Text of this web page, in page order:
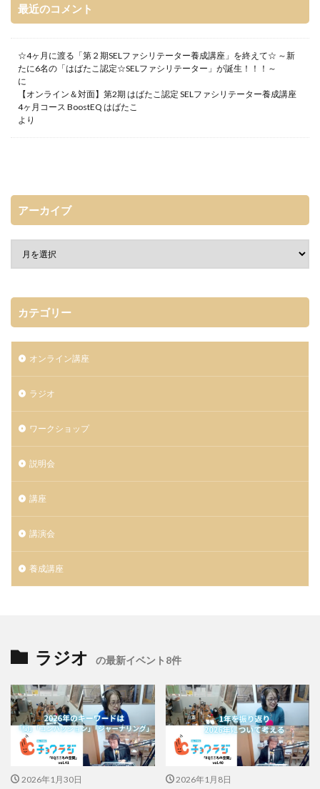
最近のコメント
☆4ヶ月に渡る「第２期SELファシリテーター養成講座」を終えて☆ ～新
たに6名の「はばたこ認定☆SELファシリテーター」が誕生！！！～
に
【オンライン＆対面】第2期 はばたこ認定 SELファシリテーター養成講座
4ヶ月コース BoostEQ はばたこ
より
アーカイブ
カテゴリー
オンライン講座
ラジオ
ワークショップ
説明会
講座
講演会
養成講座
ラジオ の最新イベント8件
2026年1月30日 2026年1月8日